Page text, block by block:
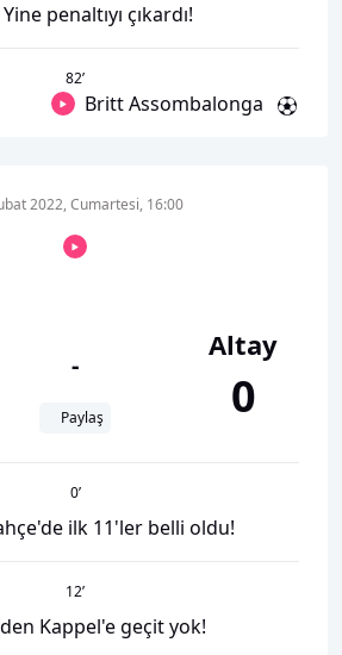
penaltıyı çıkardı!
82’
Britt Assombalonga
2022, Cumartesi, 16:00
-
Paylaş
Altay
0
0’
ilk 11'ler belli oldu!
12’
Kappel'e geçit yok!